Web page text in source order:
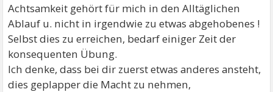
Achtsamkeit gehört für mich in den Alltäglichen
Ablauf u. nicht in irgendwie zu etwas abgehobenes !
Selbst dies zu erreichen, bedarf einiger Zeit der
konsequenten Übung.
Ich denke, dass bei dir zuerst etwas anderes ansteht,
dies geplapper die Macht zu nehmen,